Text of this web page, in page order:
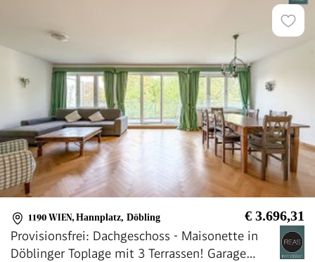
1190 WIEN, Hannplatz, Döbling € 3.696,31
Provisionsfrei: Dachgeschoss - Maisonette in
Döblinger Toplage mit 3 Terrassen! Garage